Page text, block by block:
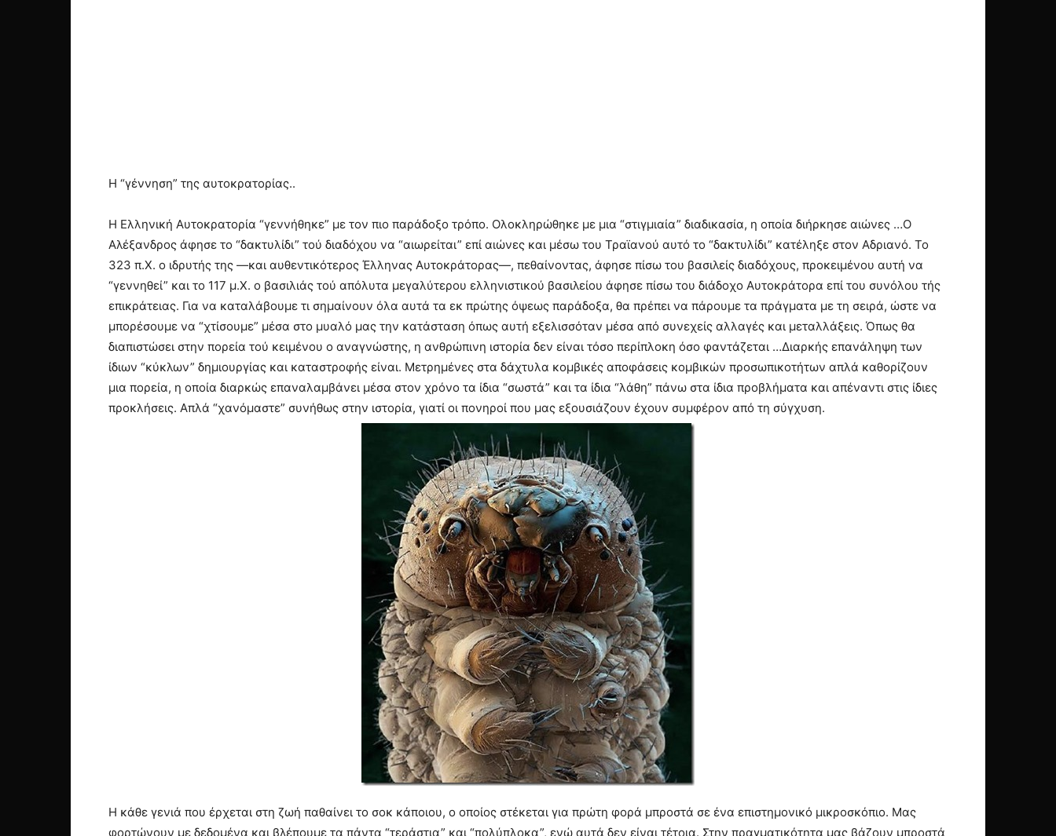
Η “γέννηση” της αυτοκρατορίας..
Η Ελληνική Αυτοκρατορία “γεννήθηκε” με τον πιο παράδοξο τρόπο. Ολοκληρώθηκε με μια “στιγμιαία” διαδικασία, η οποία διήρκησε αιώνες …Ο
Αλέξανδρος άφησε το “δακτυλίδι” τού διαδόχου να “αιωρείται” επί αιώνες και μέσω του Τραϊανού αυτό το “δακτυλίδι” κατέληξε στον Αδριανό. Το
323 π.Χ. ο ιδρυτής της —και αυθεντικότερος Έλληνας Αυτοκράτορας—, πεθαίνοντας, άφησε πίσω του βασιλείς διαδόχους, προκειμένου αυτή να
“γεννηθεί” και το 117 μ.Χ. ο βασιλιάς τού απόλυτα μεγαλύτερου ελληνιστικού βασιλείου άφησε πίσω του διάδοχο Αυτοκράτορα επί του συνόλου τής
επικράτειας. Για να καταλάβουμε τι σημαίνουν όλα αυτά τα εκ πρώτης όψεως παράδοξα, θα πρέπει να πάρουμε τα πράγματα με τη σειρά, ώστε να
μπορέσουμε να “χτίσουμε” μέσα στο μυαλό μας την κατάσταση όπως αυτή εξελισσόταν μέσα από συνεχείς αλλαγές και μεταλλάξεις. Όπως θα
διαπιστώσει στην πορεία τού κειμένου ο αναγνώστης, η ανθρώπινη ιστορία δεν είναι τόσο περίπλοκη όσο φαντάζεται …Διαρκής επανάληψη των
ίδιων “κύκλων” δημιουργίας και καταστροφής είναι. Μετρημένες στα δάχτυλα κομβικές αποφάσεις κομβικών προσωπικοτήτων απλά καθορίζουν
μια πορεία, η οποία διαρκώς επαναλαμβάνει μέσα στον χρόνο τα ίδια “σωστά” και τα ίδια “λάθη” πάνω στα ίδια προβλήματα και απέναντι στις ίδιες
προκλήσεις. Απλά “χανόμαστε” συνήθως στην ιστορία, γιατί οι πονηροί που μας εξουσιάζουν έχουν συμφέρον από τη σύγχυση.
Η κάθε γενιά που έρχεται στη ζωή παθαίνει το σοκ κάποιου, ο οποίος στέκεται για πρώτη φορά μπροστά σε ένα επιστημονικό μικροσκόπιο. Μας
φορτώνουν με δεδομένα και βλέπουμε τα πάντα “τεράστια” και “πολύπλοκα”, ενώ αυτά δεν είναι τέτοια. Στην πραγματικότητα μας βάζουν μπροστά